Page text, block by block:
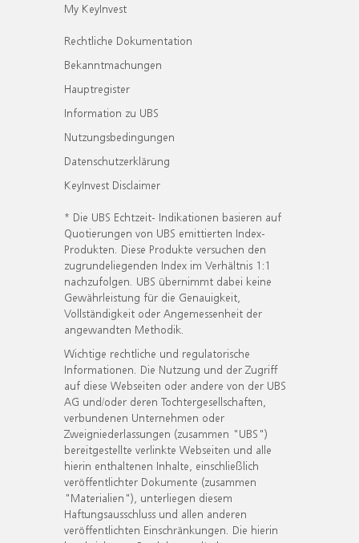
My KeyInvest
Rechtliche Dokumentation
Bekanntmachungen
Hauptregister
Information zu UBS
Nutzungsbedingungen
Datenschutzerklärung
KeyInvest Disclaimer
* Die UBS Echtzeit- Indikationen basieren auf
Quotierungen von UBS emittierten Index-
Produkten. Diese Produkte versuchen den
zugrundeliegenden Index im Verhältnis 1:1
nachzufolgen. UBS übernimmt dabei keine
Gewährleistung für die Genauigkeit,
Vollständigkeit oder Angemessenheit der
angewandten Methodik.
Wichtige rechtliche und regulatorische
Informationen. Die Nutzung und der Zugriff
auf diese Webseiten oder andere von der UBS
AG und/oder deren Tochtergesellschaften,
verbundenen Unternehmen oder
Zweigniederlassungen (zusammen "UBS")
bereitgestellte verlinkte Webseiten und alle
hierin enthaltenen Inhalte, einschließlich
veröffentlichter Dokumente (zusammen
"Materialien"), unterliegen diesem
Haftungsausschluss und allen anderen
veröffentlichten Einschränkungen. Die hierin